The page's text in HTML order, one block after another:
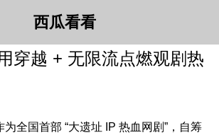
西瓜看看
穿越 + 无限流点燃观剧热
国首部 “大遗址 IP 热血网剧”，自筹